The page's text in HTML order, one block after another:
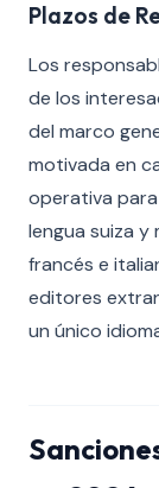
Plazos de
Los
de los
del marco
motivada en
operativa
lengua suiza y
francés e
editores
un único